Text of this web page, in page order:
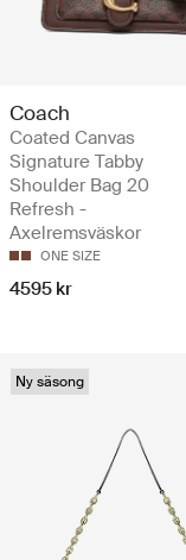
Coach
Coated Canvas
Signature Tabby
Shoulder Bag 20
Refresh -
Axelremsväskor
ONE SIZE
4595 kr
Ny säsong